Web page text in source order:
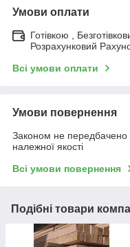
Умови оплати
Готівкою ,
Розрахунковий
Всі умови оплати
Умови повернення
Законом не передбачено
належної якості
Всі умови повернення
Подібні товари